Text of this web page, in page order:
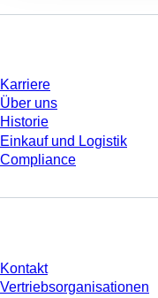
Karriere
Über uns
Historie
Einkauf und Logistik
Compliance
Kontakt
Vertriebsorganisationen